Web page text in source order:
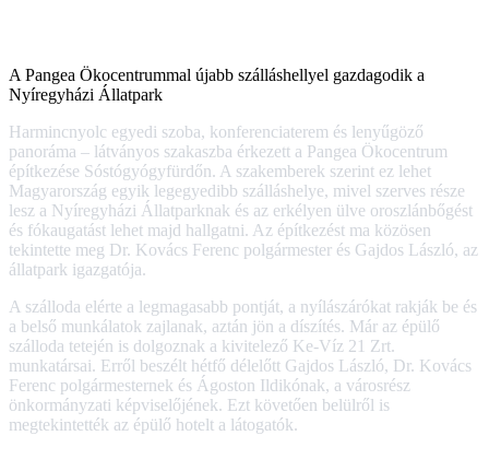
A Pangea Ökocentrummal újabb szálláshellyel gazdagodik a
Nyíregyházi Állatpark
Harmincnyolc egyedi szoba, konferenciaterem és lenyűgöző
panoráma – látványos szakaszba érkezett a Pangea Ökocentrum
építkezése Sóstógyógyfürdőn. A szakemberek szerint ez lehet
Magyarország egyik legegyedibb szálláshelye, mivel szerves része
lesz a Nyíregyházi Állatparknak és az erkélyen ülve oroszlánbőgést
és fókaugatást lehet majd hallgatni. Az építkezést ma közösen
tekintette meg Dr. Kovács Ferenc polgármester és Gajdos László, az
állatpark igazgatója.
A szálloda elérte a legmagasabb pontját, a nyílászárókat rakják be és
a belső munkálatok zajlanak, aztán jön a díszítés. Már az épülő
szálloda tetején is dolgoznak a kivitelező Ke-Víz 21 Zrt.
munkatársai. Erről beszélt hétfő délelőtt Gajdos László, Dr. Kovács
Ferenc polgármesternek és Ágoston Ildikónak, a városrész
önkormányzati képviselőjének. Ezt követően belülről is
megtekintették az épülő hotelt a látogatók.